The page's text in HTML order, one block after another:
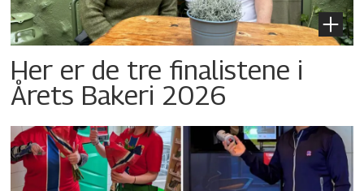
Her er de tre finalistene i
Årets Bakeri 2026